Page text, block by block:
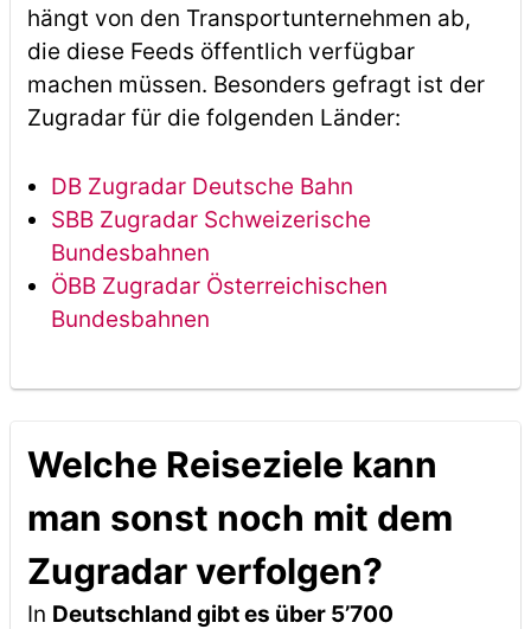
hängt von den Transportunternehmen ab,
die diese Feeds öffentlich verfügbar
machen müssen. Besonders gefragt ist der
Zugradar für die folgenden Länder:
DB Zugradar Deutsche Bahn
SBB Zugradar Schweizerische
Bundesbahnen
ÖBB Zugradar Österreichischen
Bundesbahnen
Welche Reiseziele kann
man sonst noch mit dem
Zugradar verfolgen?
In Deutschland gibt es über 5’700